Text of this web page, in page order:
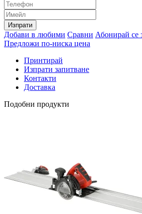
Изпрати
Добави в любими Сравни Абонирай се
Предложи по-ниска цена
Принтирай
Изпрати запитване
Контакти
Доставка
Подобни продукти